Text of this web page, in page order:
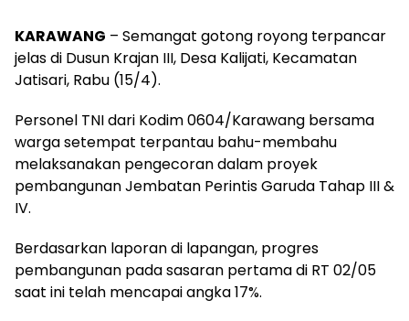
KARAWANG – Semangat gotong royong terpancar
jelas di Dusun Krajan III, Desa Kalijati, Kecamatan
Jatisari, Rabu (15/4).
Personel TNI dari Kodim 0604/Karawang bersama
warga setempat terpantau bahu-membahu
melaksanakan pengecoran dalam proyek
pembangunan Jembatan Perintis Garuda Tahap III &
IV.
Berdasarkan laporan di lapangan, progres
pembangunan pada sasaran pertama di RT 02/05
saat ini telah mencapai angka 17%.